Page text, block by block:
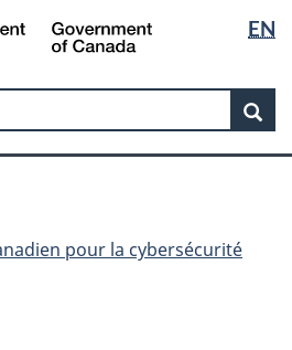
Passer
au
Passer
à
sujet
du
Passer
à
HTML
simplifiée
la
langue
EN
Government
Gouvernement
du
pour la cybersécurité